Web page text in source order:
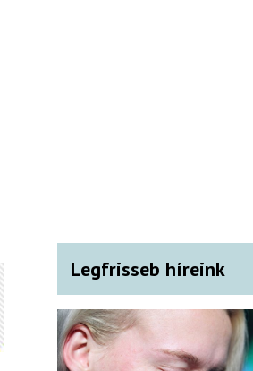
Legfrisseb híreink